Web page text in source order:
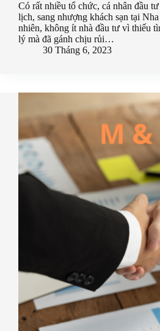
Có rất nhiều tổ chức, cá nhân đầu
lịch, sang nhượng khách sạn tại
nhiên, không ít nhà đầu tư vì thiếu
lý mà đã gánh chịu rủi…
30 Tháng 6, 2023